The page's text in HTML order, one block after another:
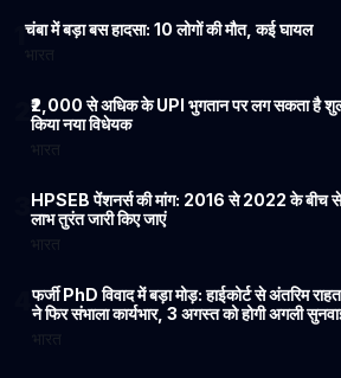
1चंबा में बड़ा बस हादसा: 10 लोगों की मौत, कई घायल
₹2,000 से अधिक के UPI भुगतान पर लग सकता है
किया नया विधेयक
HPSEB पेंशनर्स की मांग: 2016 से 2022 के बीच
लाभ तुरंत जारी किए जाएं
4फर्जी PhD विवाद में बड़ा मोड़: हाईकोर्ट से अंतरिम
ने फिर संभाला कार्यभार, 3 अगस्त को होगी अगली